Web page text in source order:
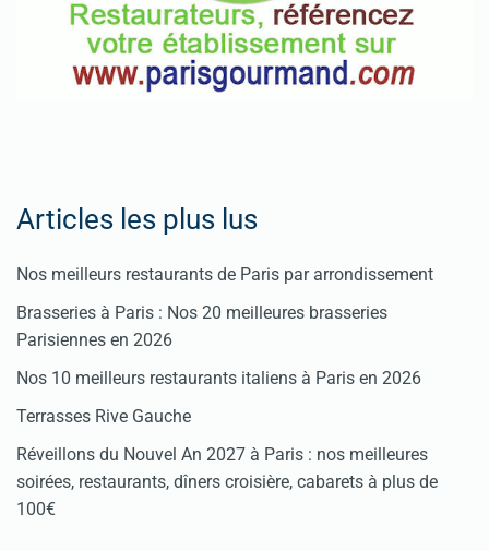
Articles les plus lus
Nos meilleurs restaurants de Paris par arrondissement
Brasseries à Paris : Nos 20 meilleures brasseries
Parisiennes en 2026
Nos 10 meilleurs restaurants italiens à Paris en 2026
Terrasses Rive Gauche
Réveillons du Nouvel An 2027 à Paris : nos meilleures
soirées, restaurants, dîners croisière, cabarets à plus de
100€